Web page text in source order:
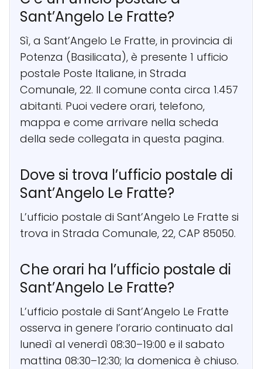
Sant’Angelo Le Fratte?
Sì, a Sant’Angelo Le Fratte, in provincia di
Potenza (Basilicata), è presente 1 ufficio
postale Poste Italiane, in Strada
Comunale, 22. Il comune conta circa 1.457
abitanti. Puoi vedere orari, telefono,
mappa e come arrivare nella scheda
della sede collegata in questa pagina.
Dove si trova l’ufficio postale di
Sant’Angelo Le Fratte?
L’ufficio postale di Sant’Angelo Le Fratte si
trova in Strada Comunale, 22, CAP 85050.
Che orari ha l’ufficio postale di
Sant’Angelo Le Fratte?
L’ufficio postale di Sant’Angelo Le Fratte
osserva in genere l’orario continuato dal
lunedì al venerdì 08:30–19:00 e il sabato
mattina 08:30–12:30; la domenica è chiuso.